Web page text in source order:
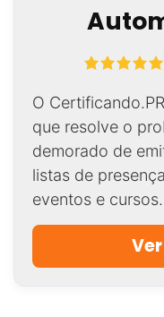
O
que resolve o
demorado de
listas de
eventos e cursos.